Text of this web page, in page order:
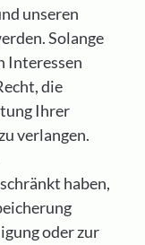
unseren
Solange
Interessen
die
Ihrer
verlangen.
haben,
oder zur